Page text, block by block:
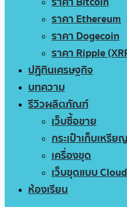
ราคา Ethereum
ราคา Dogecoin
ราคา Ripple
ปฏิทินเศรษฐกิจ
บทความ
รีวิวผลิตภัณฑ์
เว็บซื้อขาย
กระเป๋าเก็บเหรียญ
เครื่องขุด
เว็บขุดแบบ
ห้องเรียน